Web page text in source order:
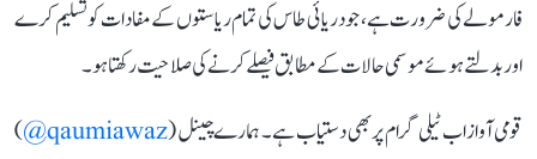
فارمولے کی ضرورت ہے، جو دریائی طاس کی تمام ریاستوں کے مفادات کو تسلیم کرے
اور بدلتے ہوئے موسمی حالات کے مطابق فیصلے کرنے کی صلاحیت رکھتا ہو۔
قومی آواز اب ٹیلی گرام پر بھی دستیاب ہے۔ ہمارے چینل (qaumiawaz@
)